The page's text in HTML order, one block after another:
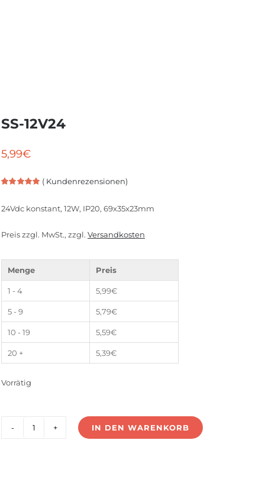
SS-12V24
5,99€
Vorrätig
5, basierend
( Kundenrezensionen)
24Vdc konstant, 12W, IP20, 69x35x23mm
Preis zzgl. MwSt., zzgl. Versandkosten
Menge Preis
1 - 4 5,99€
5 - 9 5,79€
10 - 19 5,59€
20 + 5,39€
SS-
IN DEN WARENKORB